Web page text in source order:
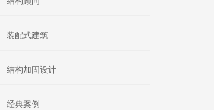
装配式建筑
结构加固设计
经典案例